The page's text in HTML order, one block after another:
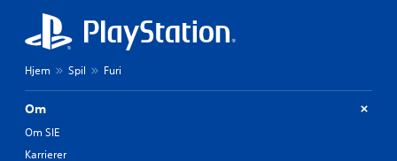
Hjem Spil Furi
Om
Om SIE
Karrierer